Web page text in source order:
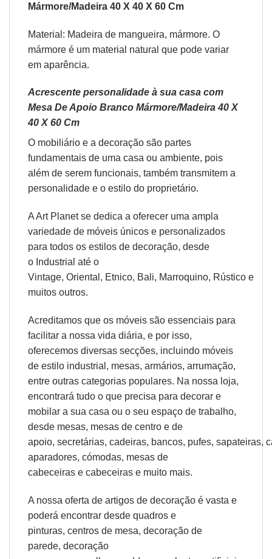
Mármore/Madeira 40 X 40 X 60 Cm
Material: Madeira de mangueira, mármore. O
mármore é um material natural que pode variar
em aparência.
Acrescente personalidade à sua casa com
Mesa De Apoio Branco Mármore/Madeira 40 X
40 X 60 Cm
O mobiliário e a decoração são partes
fundamentais de uma casa ou ambiente, pois
além de serem funcionais, também transmitem a
personalidade e o estilo do proprietário.
A Art Planet se dedica a oferecer uma ampla
variedade de móveis únicos e personalizados
para todos os estilos de decoração, desde
o Industrial até o
Vintage, Oriental , Etnico, Bali, Marroquino, Rústico e
muitos outros.
Acreditamos que os móveis são essenciais para
facilitar a nossa vida diária, e por isso,
oferecemos diversas secções, incluindo móveis
de estilo industrial, mesas, armários, arrumação,
entre outras categorias populares. Na nossa loja,
encontrará tudo o que precisa para decorar e
mobilar a sua casa ou o seu espaço de trabalho,
desde mesas, mesas de centro e de
apoio, secretárias, cadeiras, bancos, pufes, sapateiras,
aparadores, cómodas, mesas de
cabeceiras e cabeceiras e muito mais.
A nossa oferta de artigos de decoração é vasta e
poderá encontrar desde quadros e
pinturas, centros de mesa, decoração de
parede, decoração